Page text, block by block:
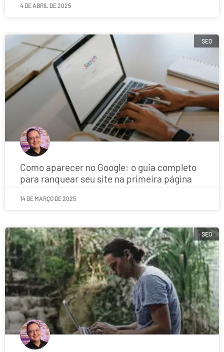
4 DE ABRIL DE 2025
SEO
Como aparecer no Google: o guia completo
para ranquear seu site na primeira página
14 DE MARÇO DE 2025
SEO